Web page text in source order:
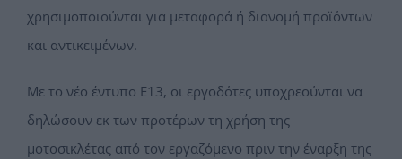
χρησιμοποιούνται για μεταφορά ή διανομή προϊόντων
και αντικειμένων.
Με το νέο έντυπο Ε13, οι εργοδότες υποχρεούνται να
δηλώσουν εκ των προτέρων τη χρήση της
μοτοσικλέτας από τον εργαζόμενο πριν την έναρξη της